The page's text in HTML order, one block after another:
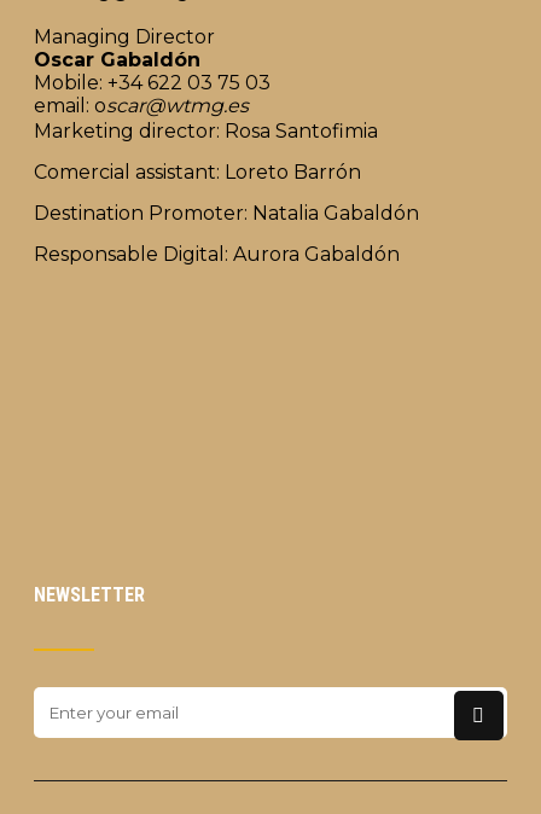
Managing Director
Oscar Gabaldón
Mobile: +34 622 03 75 03
email: oscar@wtmg.es
Marketing director: Rosa Santofimia
Comercial assistant: Loreto Barrón
Destination Promoter: Natalia Gabaldón
Responsable Digital: Aurora Gabaldón
NEWSLETTER